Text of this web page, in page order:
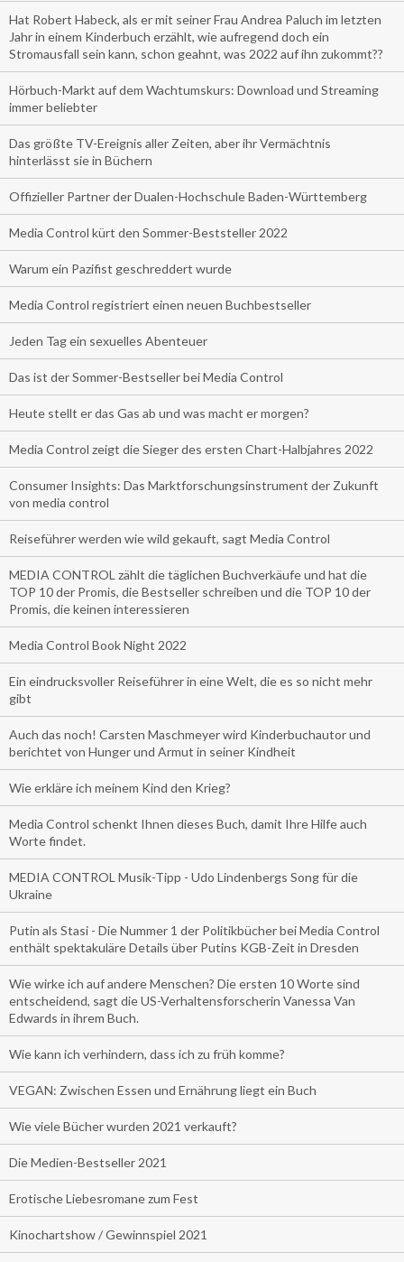
Hat Robert Habeck, als er mit seiner Frau Andrea Paluch im letzten
Jahr in einem Kinderbuch erzählt, wie aufregend doch ein
Stromausfall sein kann, schon geahnt, was 2022 auf ihn zukommt??
Hörbuch-Markt auf dem Wachtumskurs: Download und Streaming
immer beliebter
Das größte TV-Ereignis aller Zeiten, aber ihr Vermächtnis
hinterlässt sie in Büchern
Offizieller Partner der Dualen-Hochschule Baden-Württemberg
Media Control kürt den Sommer-Beststeller 2022
Warum ein Pazifist geschreddert wurde
Media Control registriert einen neuen Buchbestseller
Jeden Tag ein sexuelles Abenteuer
Das ist der Sommer-Bestseller bei Media Control
Heute stellt er das Gas ab und was macht er morgen?
Media Control zeigt die Sieger des ersten Chart-Halbjahres 2022
Consumer Insights: Das Marktforschungsinstrument der Zukunft
von media control
Reiseführer werden wie wild gekauft, sagt Media Control
MEDIA CONTROL zählt die täglichen Buchverkäufe und hat die
TOP 10 der Promis, die Bestseller schreiben und die TOP 10 der
Promis, die keinen interessieren
Media Control Book Night 2022
Ein eindrucksvoller Reiseführer in eine Welt, die es so nicht mehr
gibt
Auch das noch! Carsten Maschmeyer wird Kinderbuchautor und
berichtet von Hunger und Armut in seiner Kindheit
Wie erkläre ich meinem Kind den Krieg?
Media Control schenkt Ihnen dieses Buch, damit Ihre Hilfe auch
Worte findet.
MEDIA CONTROL Musik-Tipp - Udo Lindenbergs Song für die
Ukraine
Putin als Stasi - Die Nummer 1 der Politikbücher bei Media Control
enthält spektakuläre Details über Putins KGB-Zeit in Dresden
Wie wirke ich auf andere Menschen? Die ersten 10 Worte sind
entscheidend, sagt die US-Verhaltensforscherin Vanessa Van
Edwards in ihrem Buch.
Wie kann ich verhindern, dass ich zu früh komme?
VEGAN: Zwischen Essen und Ernährung liegt ein Buch
Wie viele Bücher wurden 2021 verkauft?
Die Medien-Bestseller 2021
Erotische Liebesromane zum Fest
Kinochartshow / Gewinnspiel 2021